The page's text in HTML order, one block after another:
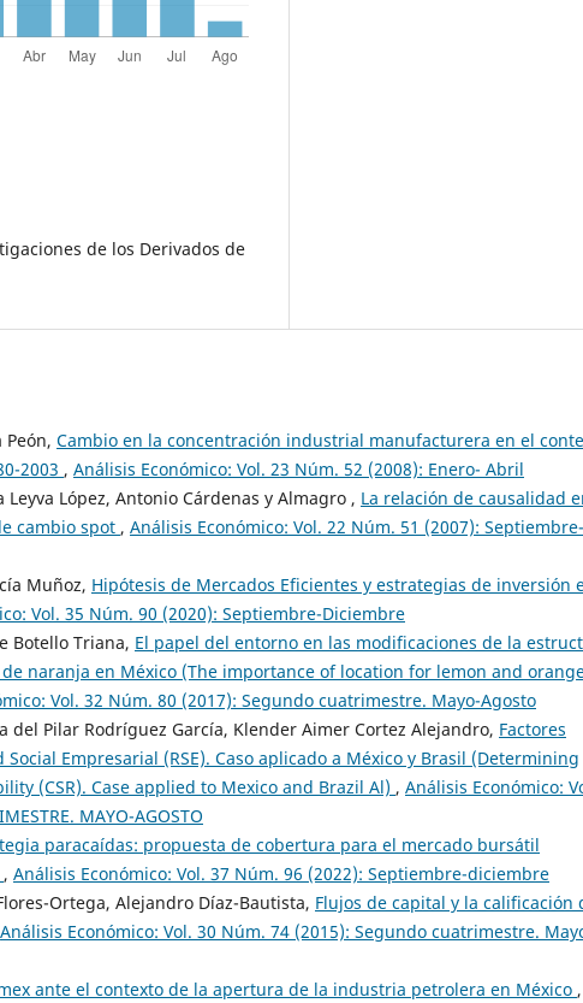
de los Derivados de
Peón, Cambio en la concentración industrial manufacturera en el
2003 , Análisis Económico: Vol. 23 Núm. 52 (2008): Enero- Abril
López, Antonio Cárdenas y Almagro , La relación de causalidad
cambio spot , Análisis Económico: Vol. 22 Núm. 51 (2007): Septiembre-
Muñoz, Hipótesis de Mercados Eficientes y estrategias de inversión
Vol. 35 Núm. 90 (2020): Septiembre-Diciembre
Botello Triana, El papel del entorno en las modificaciones de la
naranja en México (The importance of location for lemon and
Vol. 32 Núm. 80 (2017): Segundo cuatrimestre. Mayo-Agosto
del Pilar Rodríguez García, Klender Aimer Cortez Alejandro, Factores
Empresarial (RSE). Caso aplicado a México y Brasil (Determining
(CSR). Case applied to Mexico and Brazil Al) , Análisis Económico:
MAYO-AGOSTO
paracaídas: propuesta de cobertura para el mercado bursátil
, Análisis Económico: Vol. 37 Núm. 96 (2022): Septiembre-diciembre
Ortega, Alejandro Díaz-Bautista, Flujos de capital y la calificación
Análisis Económico: Vol. 30 Núm. 74 (2015): Segundo cuatrimestre.
ante el contexto de la apertura de la industria petrolera en México ,